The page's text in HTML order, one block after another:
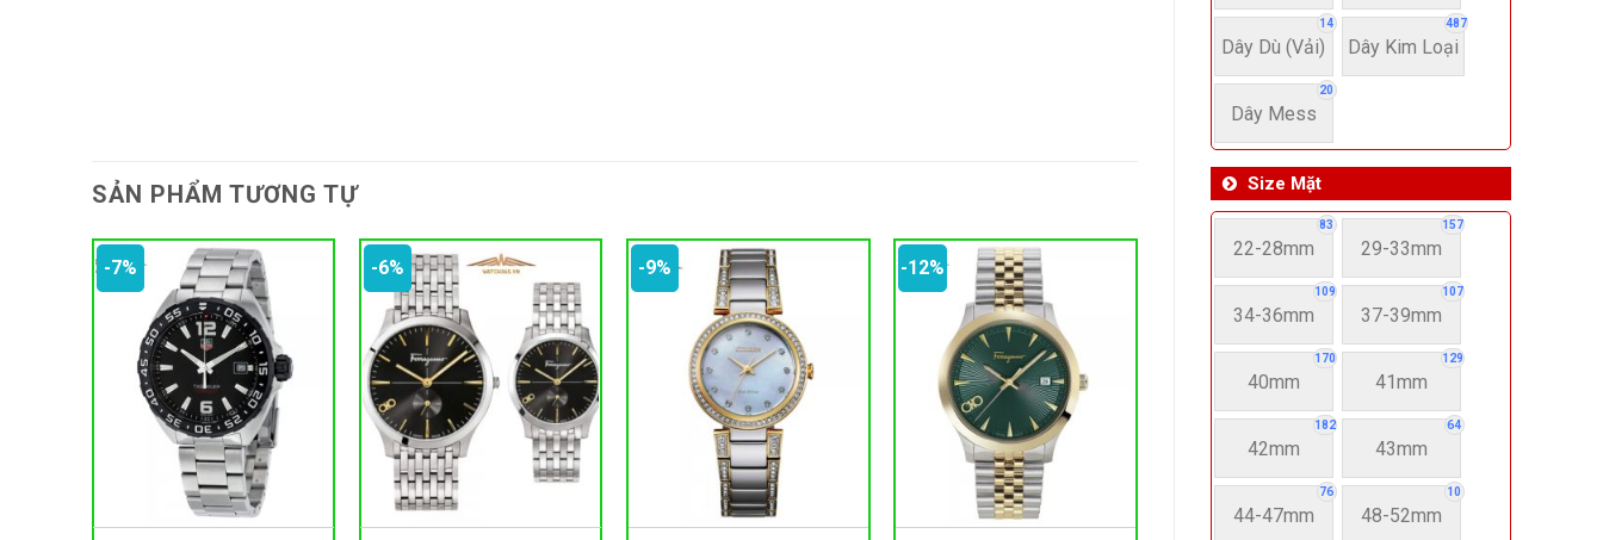
14
Dây Dù (Vải)
487
Dây Kim Loại
20
Dây Mess
Size Mặt
83
22-28mm
157
29-33mm
109
34-36mm
107
37-39mm
170
40mm
129
41mm
182
42mm
64
43mm
76
44-47mm
10
48-52mm
SẢN PHẨM TƯƠNG TỰ
-7% -6% -9% -12%